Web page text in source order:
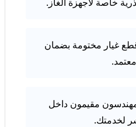
غيار مختومة بضمان
معتمد.
مقيمون داخل
لخدمتك.